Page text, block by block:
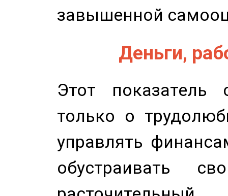
завышенной
Деньги,
Этот показатель
только о
управлять
обустраивать